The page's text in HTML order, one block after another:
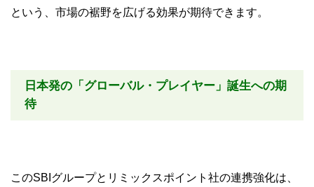
という、市場の裾野を広げる効果が期待できます。
日本発の「グローバル・プレイヤー」誕生への期
待
このSBIグループとリミックスポイント社の連携強化は、